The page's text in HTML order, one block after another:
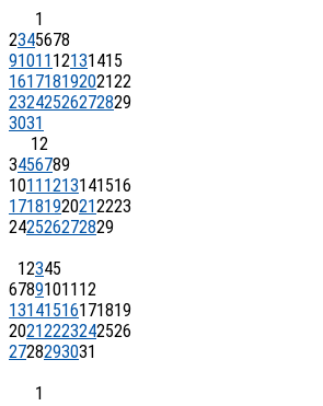
1
2345678
91011 12131415
16171819202122
23242526272829
3031
12
3456789
1011 1213141516
17181920212223
242526272829
12345
67891011 12
13141516171819
20212223242526
2728293031
1